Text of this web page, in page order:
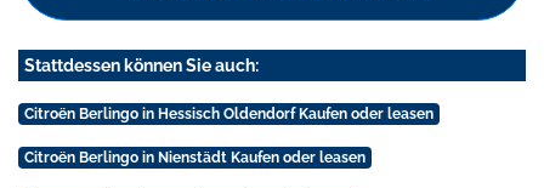
Stattdessen können Sie auch:
Citroën Berlingo in Hessisch Oldendorf Kaufen oder leasen
Citroën Berlingo in Nienstädt Kaufen oder leasen